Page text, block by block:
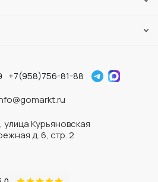
+7(958)756-81-88
улица Курьяновская
д. 6, стр. 2